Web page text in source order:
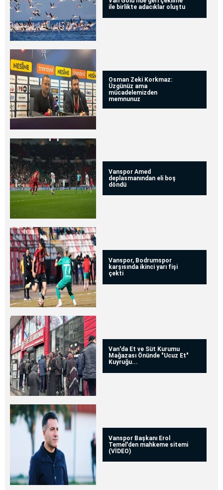
ile birlikte adacıklar oluştu
Osman Zeki Korkmaz:
Üzgünüz ama
mücadelemizden
memnunuz
Vanspor Amed
deplasmanından eli boş
döndü
Vanspor, Bodrumspor
karşısında ikinci yarı fişi
çekti
Van'da Et ve Süt Kurumu
Mağazası Önünde "Ucuz Et"
Kuyruğu...
Vanspor Başkanı Erol
Temel'den mahkeme sitemi
(VİDEO)